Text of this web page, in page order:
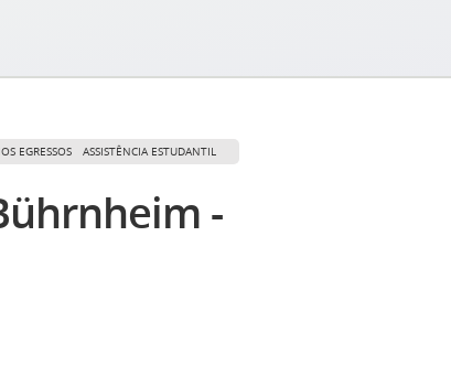
EGRESSOS ASSISTÊNCIA ESTUDANTIL
-